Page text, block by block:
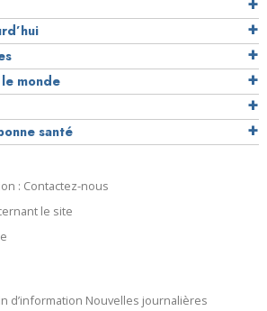
monde
santé
: Contactez-nous
le site
d’information Nouvelles journalières